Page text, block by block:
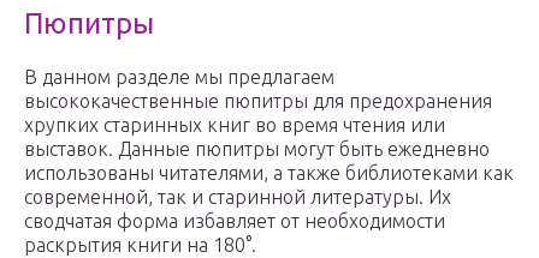
Пюпитры
В данном разделе мы предлагаем
высококачественные пюпитры для предохранения
хрупких старинных книг во время чтения или
выставок. Данные пюпитры могут быть ежедневно
использованы читателями, а также библиотеками как
современной, так и старинной литературы. Их
сводчатая форма избавляет от необходимости
раскрытия книги на 180°.